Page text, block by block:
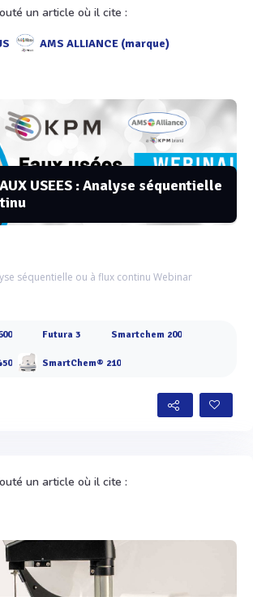
un article où il cite :
AMS ALLIANCE (marque)
USEES : Analyse séquentielle
séquentielle ou à flux continu Webinar
Futura 3 Smartchem 200
SmartChem® 210
un article où il cite :